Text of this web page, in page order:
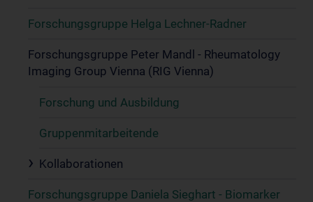
Forschungsgruppe Helga Lechner-Radner
Forschungsgruppe Peter Mandl - Rheumatology
Imaging Group Vienna (RIG Vienna)
Forschung und Ausbildung
Gruppenmitarbeitende
Kollaborationen
Forschungsgruppe Daniela Sieghart - Biomarker